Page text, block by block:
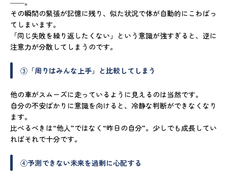
――。
その瞬間の緊張が記憶に残り、似た状況で体が自動的にこわばっ
てしまいます。
「同じ失敗を繰り返したくない」という意識が強すぎると、逆に
注意力が分散してしまうのです。
③「周りはみんな上手」と比較してしまう
他の車がスムーズに走っているように見えるのは当然です。
自分の不安ばかりに意識を向けると、冷静な判断ができなくなり
ます。
比べるべきは“他人”ではなく“昨日の自分”。少しでも成長してい
ればそれで十分です。
④予測できない未来を過剰に心配する